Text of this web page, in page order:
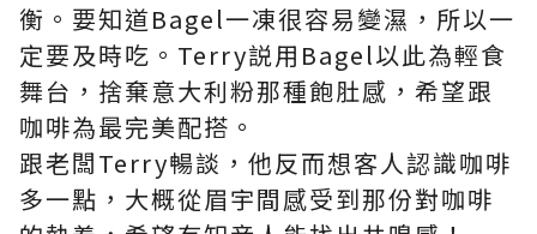
衡。要知道Bagel一凍很容易變濕，所以一
定要及時吃。Terry説用Bagel以此為輕食
舞台，捨棄意大利粉那種飽肚感，希望跟
咖啡為最完美配搭。
跟老闆Terry暢談，他反而想客人認識咖啡
多一點，大概從眉宇間感受到那份對咖啡